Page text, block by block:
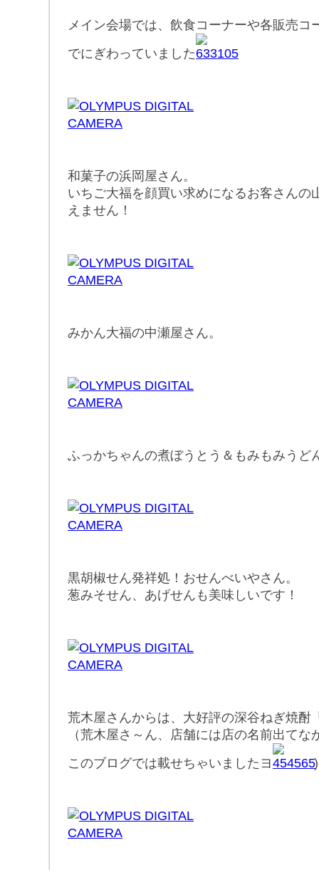
メイン会場では、飲食コーナーや各販売コ
でにぎわっていました
和菓子の浜岡屋さん。
いちご大福を顔買い求めになるお客さんの
えません！
みかん大福の中瀬屋さん。
ふっかちゃんの煮ぼうとう＆もみもみうど
黒胡椒せん発祥処！おせんべいやさん。
葱みそせん、あげせんも美味しいです！
荒木屋さんからは、大好評の深谷ねぎ焼酎
（荒木屋さ～ん、店舗には店の名前出てな
このブログでは載せちゃいましたヨ
)